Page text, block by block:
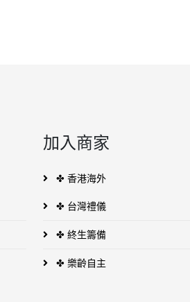
加入商家
✤ 香港海外
✤ 台灣禮儀
✤ 終生籌備
✤ 樂齡自主